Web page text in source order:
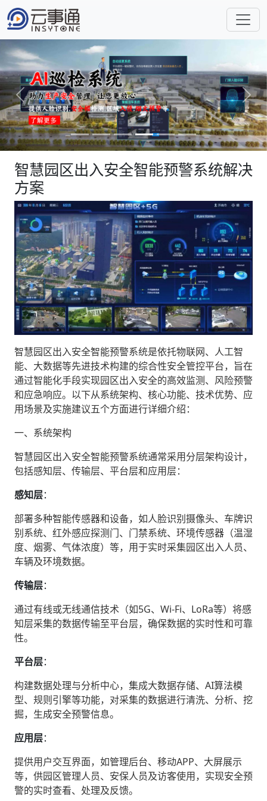
Previous Next
智慧园区出入安全智能预警系统解决
方案
智慧园区出入安全智能预警系统是依托物联网、人工智
能、大数据等先进技术构建的综合性安全管控平台，旨在
通过智能化手段实现园区出入安全的高效监测、风险预警
和应急响应。以下从系统架构、核心功能、技术优势、应
用场景及实施建议五个方面进行详细介绍：
一、系统架构
智慧园区出入安全智能预警系统通常采用分层架构设计，
包括感知层、传输层、平台层和应用层：
感知层‌：
部署多种智能传感器和设备，如人脸识别摄像头、车牌识
别系统、红外感应探测门、门禁系统、环境传感器（温湿
度、烟雾、气体浓度）等，用于实时采集园区出入人员、
车辆及环境数据。
传输层‌：
通过有线或无线通信技术（如5G、Wi-Fi、LoRa等）将感
知层采集的数据传输至平台层，确保数据的实时性和可靠
性。
平台层‌：
构建数据处理与分析中心，集成大数据存储、AI算法模
型、规则引擎等功能，对采集的数据进行清洗、分析、挖
掘，生成安全预警信息。
应用层‌：
提供用户交互界面，如管理后台、移动APP、大屏展示
等，供园区管理人员、安保人员及访客使用，实现安全预
警的实时查看、处理及反馈。